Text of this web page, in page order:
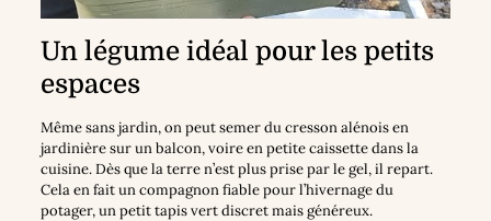
Un légume idéal pour les petits
espaces
Même sans jardin, on peut semer du cresson alénois en
jardinière sur un balcon, voire en petite caissette dans la
cuisine. Dès que la terre n’est plus prise par le gel, il repart.
Cela en fait un compagnon fiable pour l’hivernage du
potager, un petit tapis vert discret mais généreux.